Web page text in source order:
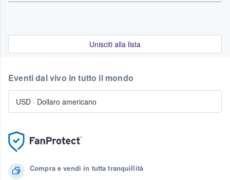
Unisciti alla lista
Compra e vendi in tutta tranquillità
Eventi dal vivo in tutto il mondo
USD · Dollaro americano